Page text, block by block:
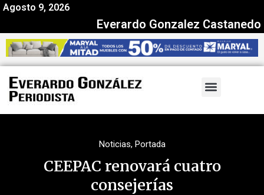
Agosto 9, 2026
Everardo Gonzalez Castanedo
Noticias, Portada
CEEPAC renovará cuatro
consejerías